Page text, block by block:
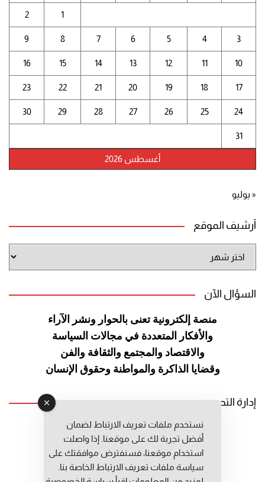
أغسطس 2026
1
2
3
4
5
6
7
8
9
10
11
12
13
14
15
16
17
18
19
20
21
22
23
24
25
26
27
28
29
30
31
« يوليو
أرشيف الموقع
الموقع
السؤال الآن
منصة إلكترونية تعنى بالحوار ونشر الآراء
والأفكار المتعددة في مجالات السياسة
والاقتصاد والمجتمع والثقافة والفن
وقضايا الذاكرة والمواطنة وحقوق الإنسان
إدارة التحرير
رئيس التحرير: عبد الرحيم التوراني
رئيس التحرير المساعد: المعطي قبال
مديرة التحرير: فاطمة حوحو
نستخدم ملفات تعريف الارتباط لضمان
أفضل تجربة لك على موقعنا. إذا واصلت
استخدام موقعنا، فسنفترض موافقتك على
سياسة ملفات تعريف الارتباط الخاصة بنا.